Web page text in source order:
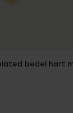
bedel hart